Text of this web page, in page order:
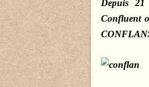
Depuis
Confluent